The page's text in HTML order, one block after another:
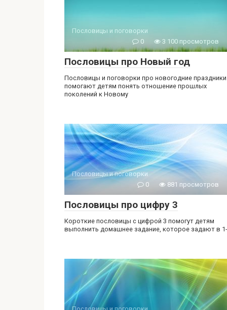
Пословицы и поговорки
0
3 100 просмотров
Пословицы про Новый год
Пословицы и поговорки про новогодние праздники
помогают детям понять отношение прошлых
поколений к Новому
Пословицы и поговорки
0
881 просмотров
Пословицы про цифру 3
Короткие пословицы с цифрой 3 помогут детям
выполнить домашнее задание, которое задают в